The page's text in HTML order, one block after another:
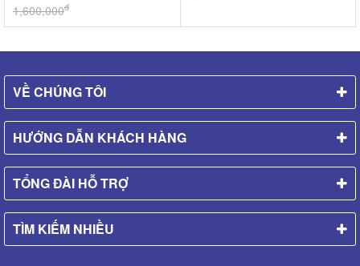
1,600,000đ
VỀ CHÚNG TÔI
HƯỚNG DẪN KHÁCH HÀNG
TỔNG ĐÀI HỖ TRỢ
TÌM KIẾM NHIỀU